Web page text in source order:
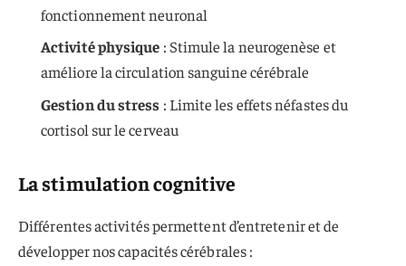
fonctionnement neuronal
Activité physique : Stimule la neurogenèse et
améliore la circulation sanguine cérébrale
Gestion du stress : Limite les effets néfastes du
cortisol sur le cerveau
La stimulation cognitive
Différentes activités permettent d’entretenir et de
développer nos capacités cérébrales :